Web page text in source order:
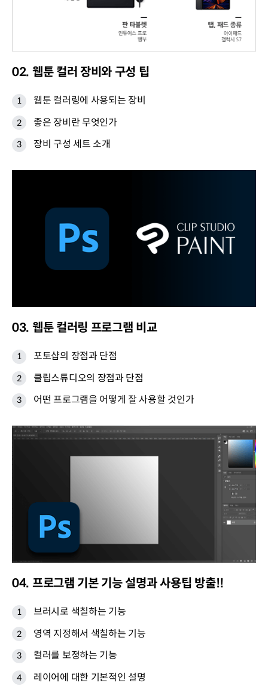
02. 웹툰 컬러 장비와 구성 팁
웹툰 컬러링에 사용되는 장비
좋은 장비란 무엇인가
장비 구성 세트 소개
03. 웹툰 컬러링 프로그램 비교
포토샵의 장점과 단점
클립스튜디오의 장점과 단점
어떤 프로그램을 어떻게 잘 사용할 것인가
04. 프로그램 기본 기능 설명과 사용팁 방출!!
브러시로 색칠하는 기능
영역 지정해서 색칠하는 기능
컬러를 보정하는 기능
레이어에 대한 기본적인 설명